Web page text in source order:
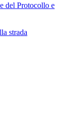
del Protocollo e
strada